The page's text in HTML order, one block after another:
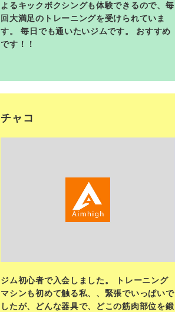
よるキックボクシングも体験できるので、毎
回大満足のトレーニングを受けられていま
す。 毎日でも通いたいジムです。 おすすめ
です！！
チャコ
<
ジム初心者で入会しました。 トレーニング
マシンも初めて触る私、、緊張でいっぱいで
したが、どんな器具で、どこの筋肉部位を鍛